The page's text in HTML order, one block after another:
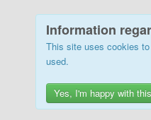
Information
This site uses cookies
used.
Yes, I'm happy with this